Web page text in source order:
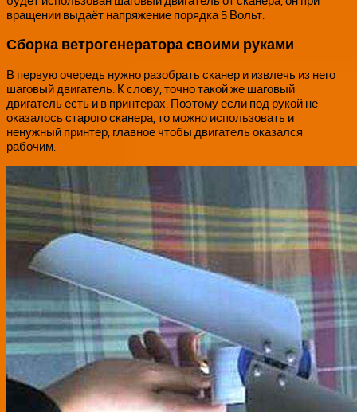
вращении выдаёт напряжение порядка 5 Вольт.
Сборка ветрогенератора своими руками
В первую очередь нужно разобрать сканер и извлечь из него
шаговый двигатель. К слову, точно такой же шаговый
двигатель есть и в принтерах. Поэтому если под рукой не
оказалось старого сканера, то можно использовать и
ненужный принтер, главное чтобы двигатель оказался
рабочим.